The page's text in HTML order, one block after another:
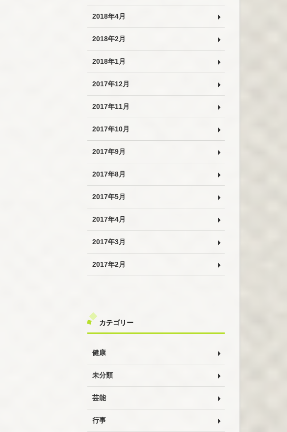
2018年4月
2018年2月
2018年1月
2017年12月
2017年11月
2017年10月
2017年9月
2017年8月
2017年5月
2017年4月
2017年3月
2017年2月
カテゴリー
健康
未分類
芸能
行事